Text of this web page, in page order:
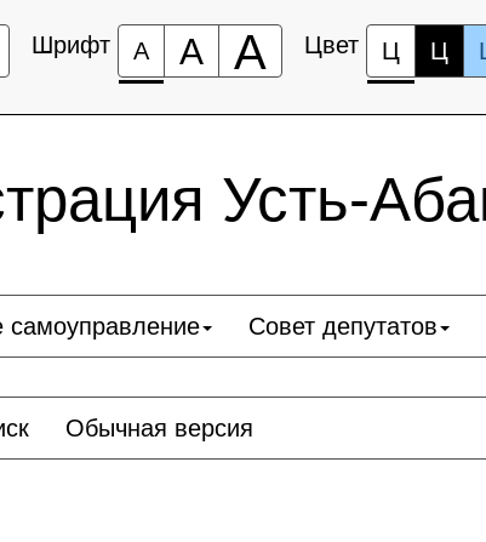
Шрифт А А А Цвет Ц Ц
Усть-
самоуправление Совет депутатов
Обычная версия